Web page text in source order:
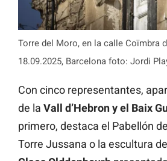
Torre del Moro, en la calle Coïmbra
18.09.2025, Barcelona foto: Jordi
Con cinco representantes,
de la Vall d’Hebron y el Baix
primero, destaca el Pabellón
Torre Jussana o la escultura